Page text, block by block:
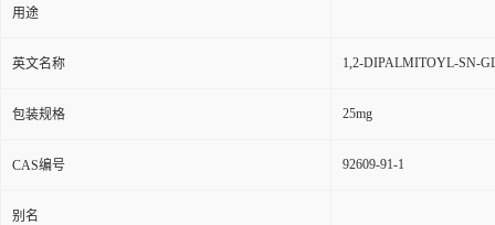
用途
英文名称 1,2-DIPALMITOYL-SN-
包装规格 25mg
CAS编号 92609-91-1
别名